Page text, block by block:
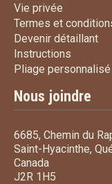
Vie privée
Termes et
Devenir détaillant
Instructions
Pliage
Nous joindre
6685, Chemin du
Saint-Hyacinthe,
Canada
J2R 1H5